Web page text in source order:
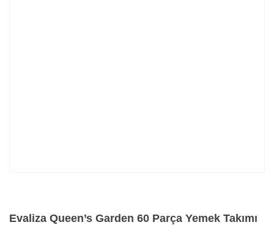
Evaliza Queen’s Garden 60 Parça Yemek Takımı